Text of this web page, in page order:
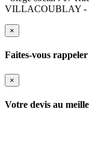
VILLACOUBLAY -
×
Faites-vous rappeler
×
Votre devis au